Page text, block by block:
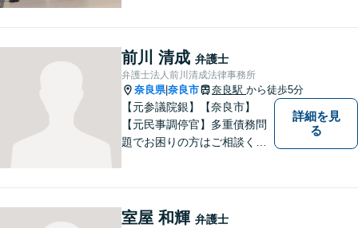
ています。法律トラブルでお
悩みごとがありましたら、お
気軽にご相談ください。
前川 清成 弁護士
弁護士法人前川清成法律事務所
奈良県|奈良市 奈良駅 から徒歩5分
【元参議院銀】【奈良市】
【元民事調停官】多重債務問
題でお困りの方はご相談くだ
たら、一度ご相談ください。
詳細を見
る
室屋 和輝 弁護士